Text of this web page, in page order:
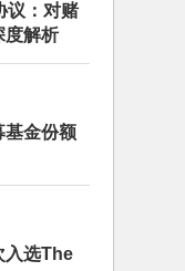
议：对赌
度解析
基金份额
入选The